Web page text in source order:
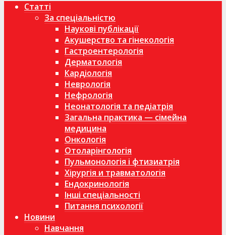
Статті
За спеціальністю
Наукові публікації
Акушерство та гінекологія
Гастроентерологія
Дерматологія
Кардіологія
Неврологія
Нефрологія
Неонатологія та педіатрія
Загальна практика — сімейна
медицина
Онкологія
Отоларінгологія
Пульмонологія і фтизиатрія
Хірургія и травматологія
Ендокринологія
Інші спеціальності
Питання психології
Новини
Навчання